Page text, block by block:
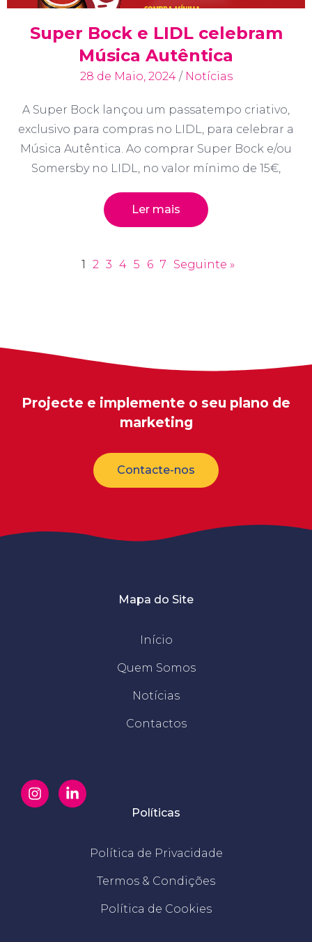
Super Bock e LIDL celebram
Música Autêntica
28 de Maio, 2024 / Notícias
A Super Bock lançou um passatempo criativo,
exclusivo para compras no LIDL, para celebrar a
Música Autêntica. Ao comprar Super Bock e/ou
Somersby no LIDL, no valor mínimo de 15€,
Ler mais
1 2 3 4 5 6 7 Seguinte »
Projecte e implemente o seu plano de
marketing
Contacte-nos
Mapa do Site
Início
Quem Somos
Notícias
Contactos
Políticas
Política de Privacidade
Termos & Condições
Política de Cookies